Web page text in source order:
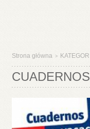
Strona główna >